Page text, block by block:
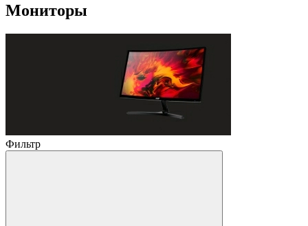
Мониторы
Фильтр